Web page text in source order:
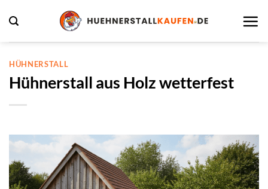
Inhalt
springen
HÜHNERSTALL
Hühnerstall aus Holz wetterfest